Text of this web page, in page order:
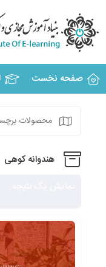
صفحه نخست
محصولات
هندوانه کوهی